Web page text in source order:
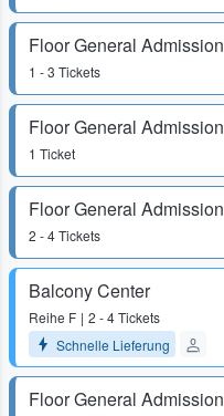
Floor General Admission
1 - 3 Tickets
Floor General Admission
1 Ticket
Floor General Admission
2 - 4 Tickets
Balcony Center
Reihe F
2 - 4 Tickets
Schnelle Lieferung
Floor General Admission